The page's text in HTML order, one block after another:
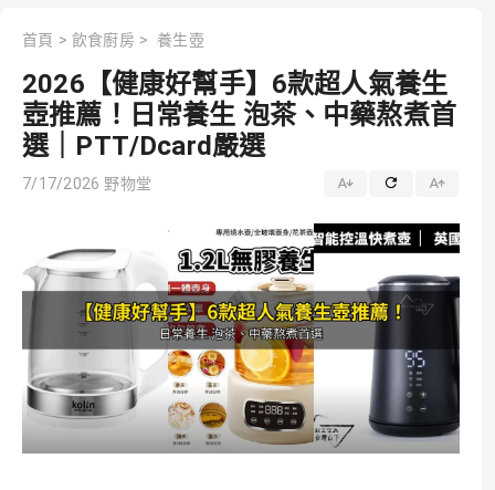
首頁 > 飲食廚房 > 養生壺
2026【健康好幫手】6款超人氣養生
壺推薦！日常養生 泡茶、中藥熬煮首
選｜PTT/Dcard嚴選
7/17/2026 野物堂